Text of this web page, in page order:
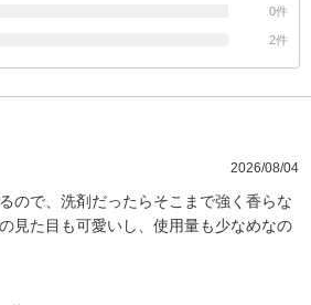
0件
2件
2026/08/04
ので、洗剤だったらそこまで強く香らな
見た目も可愛いし、使用量も少なめなの